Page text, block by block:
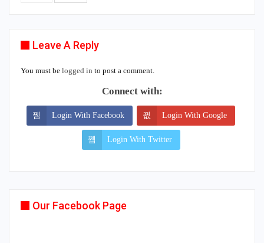
Leave A Reply
You must be logged in to post a comment.
Connect with:
Login With Facebook Login With Google
Login With Twitter
Our Facebook Page